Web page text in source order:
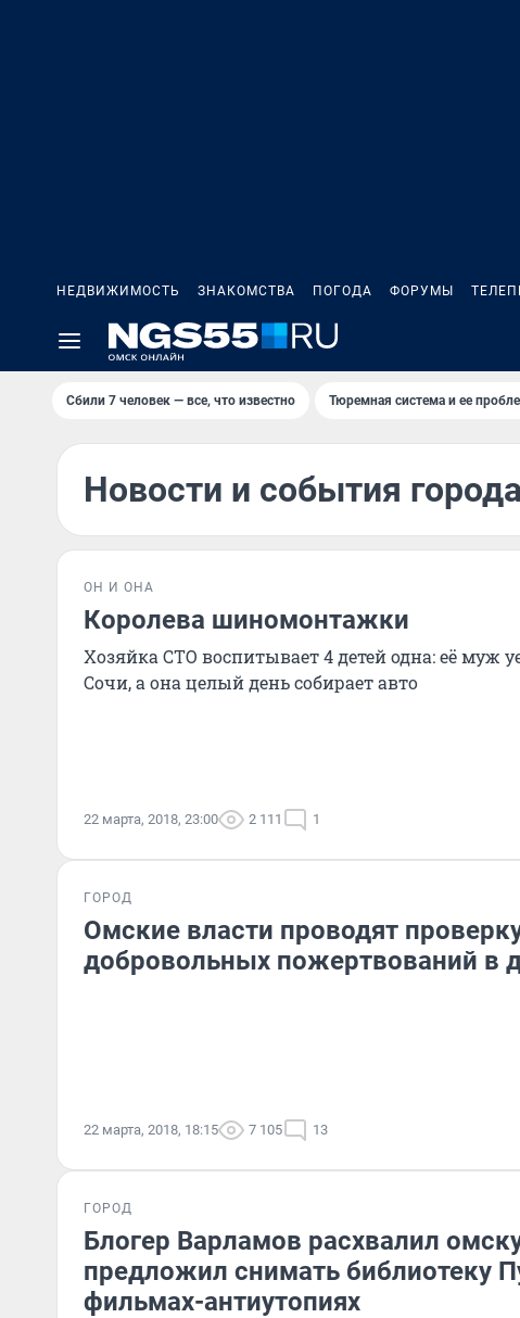
НЕДВИЖИМОСТЬ ЗНАКОМСТВА ПОГОДА ФОРУМЫ
Сбили 7 человек — все, что известно Тюремная система и ее
Новости и события
ОН И ОНА
Королева шиномонтажки
Хозяйка СТО воспитывает 4 детей одна: её муж
Сочи, а она целый день собирает авто
22 марта, 2018, 23:00 2 111 1
ГОРОД
Омские власти проводят
добровольных пожертвований в
22 марта, 2018, 18:15 7 105 13
ГОРОД
Блогер Варламов расхвалил
предложил снимать библиотеку
фильмах-антиутопиях